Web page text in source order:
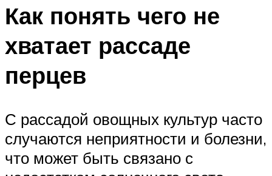
Как понять чего не
хватает рассаде
перцев
С рассадой овощных культур часто
случаются неприятности и болезни,
что может быть связано с